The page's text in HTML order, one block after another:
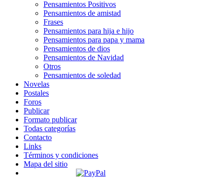
Pensamientos Positivos
Pensamientos de amistad
Frases
Pensamientos para hija e hijo
Pensamientos para papa y mama
Pensamientos de dios
Pensamientos de Navidad
Otros
Pensamientos de soledad
Novelas
Postales
Foros
Publicar
Formato publicar
Todas categorías
Contacto
Links
Términos y condiciones
Mapa del sitio